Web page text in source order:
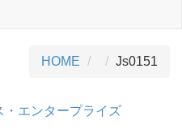
HOME Js0151
・エンタープライズ